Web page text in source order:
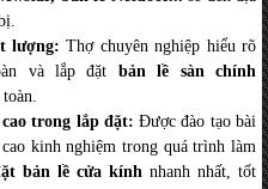
lượng: Thợ chuyên nghiệp hiểu rõ
và lắp đặt bản lề sàn chính
trong lắp đặt: Được đào tạo bài
kinh nghiệm trong quá trình làm
bản lề cửa kính nhanh nhất, tốt